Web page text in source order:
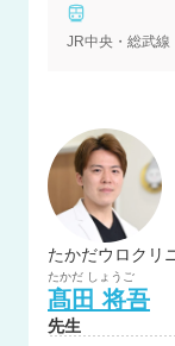
JR中央・総武線
たかだウロクリ
たかだ しょうご
髙田 将吾
先生